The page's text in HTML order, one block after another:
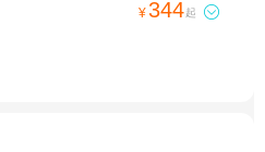
¥344起 